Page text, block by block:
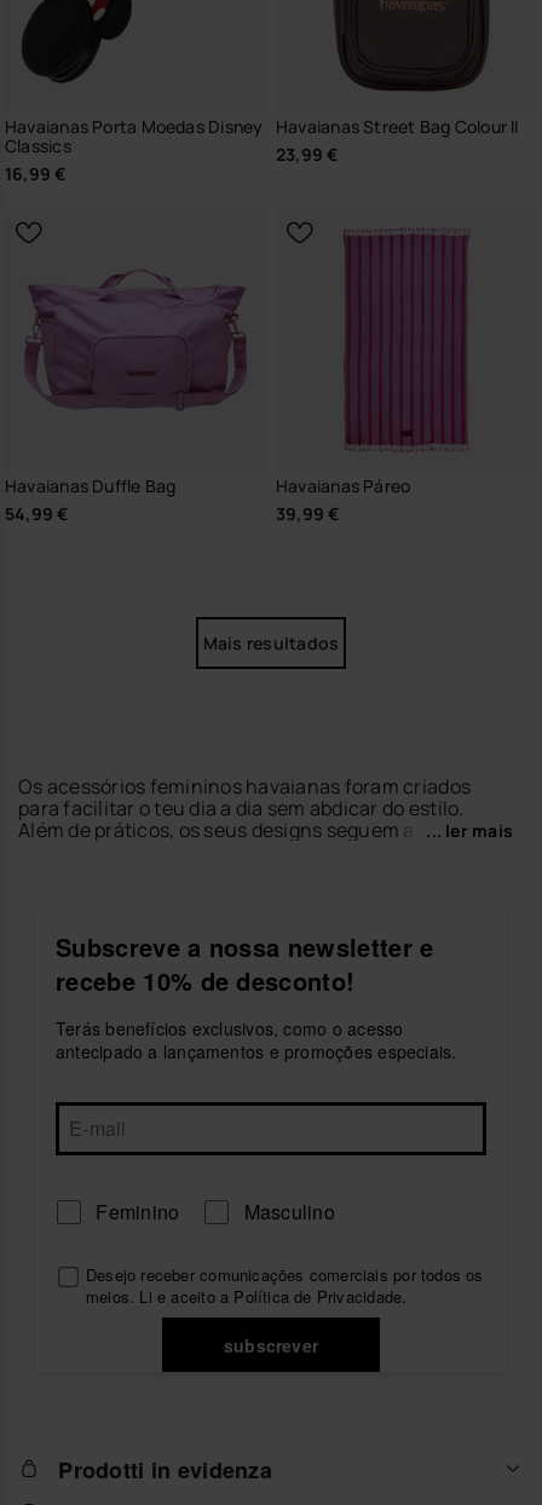
Havaianas Porta Moedas Disney
Classics
16,99 €
Havaianas Street Bag Colour II
23,99 €
Havaianas Duffle Bag
54,99 €
Havaianas Páreo
39,99 €
Mais resultados
Os acessórios femininos havaianas foram criados
para facilitar o teu dia a dia sem abdicar do estilo.
Além de práticos, os seus designs seguem as últimas
praia ou na piscina,
para levares
sempre os teus essenciais contigo,sacosperfeitos
para todos os teus planos de verão e divertidos
dias de sol.
Inspirados no espírito brasileiro, os acessórios
estilo descontraído para te acompanhar todos os dias.
Porque havaianas não é apenas uma marca, é um
estilo de vida.
mulher combinam perfeitamente com outros
para mulher.
... ler mais
Subscreve a nossa newsletter e
recebe 10% de desconto!
Terás benefícios exclusivos, como o acesso
antecipado a lançamentos e promoções especiais.
Feminino Masculino
Desejo receber comunicações comerciais por todos os
meios. Li e aceito a Política de Privacidade.
subscrever
Prodotti in evidenza